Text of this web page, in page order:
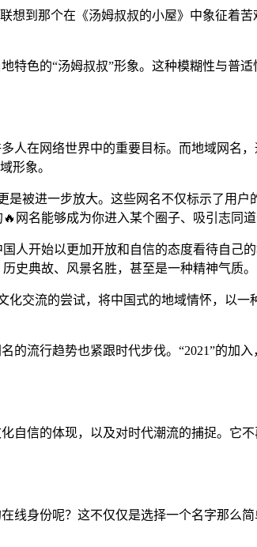
想到那个在《汤姆叔叔的小屋》中象征着
特色的“汤姆叔叔”形象。这种模糊性与普适
人在网络世界中的重要目标。而地域网名
形象。
是被进一步放大。这些网名不仅标示了用户
网名能够成为你进入某个圈子、吸引志同道
人开始以更加开放和自信的态度看待自己
史典故、风景名胜，甚至是一种精神气质。
化交流的尝试，将中国式的地域情怀，以一
的流行趋势也紧跟时代步伐。“2021”的加入
自信的体现，以及对时代潮流的捕捉。它不
线身份呢？这不仅仅是选择一个名字那么